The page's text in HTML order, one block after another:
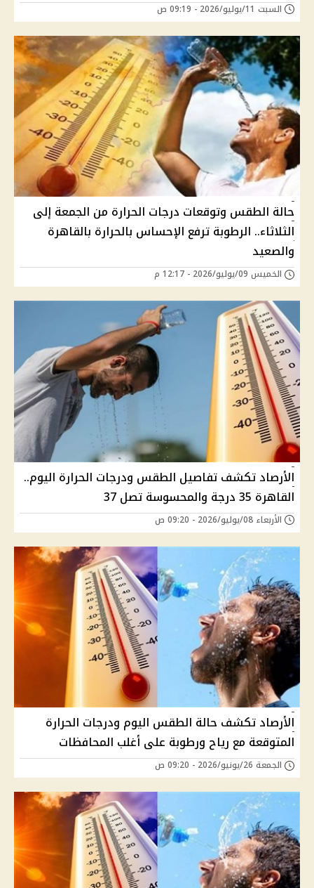
السبت 11/يوليو/2026 - 09:19 ص
حالة الطقس وتوقعات درجات الحرارة من الجمعة إلى
الثلاثاء.. الرطوبة ترفع الإحساس بالحرارة بالقاهرة
والصعيد
الخميس 09/يوليو/2026 - 12:17 م
الأرصاد تكشف تفاصيل الطقس ودرجات الحرارة اليوم..
القاهرة 35 درجة والمحسوسة تصل 37
الأربعاء 08/يوليو/2026 - 09:20 ص
الأرصاد تكشف حالة الطقس اليوم ودرجات الحرارة
المتوقعة مع رياح ورطوبة على أغلب المحافظات
الجمعة 26/يونيو/2026 - 09:20 ص